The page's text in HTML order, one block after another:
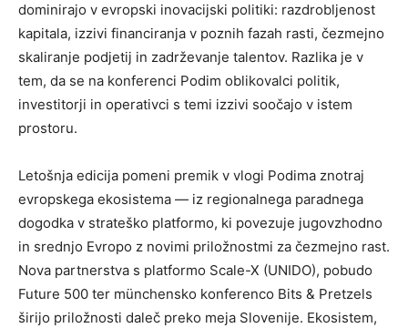
dominirajo v evropski inovacijski politiki: razdrobljenost
kapitala, izzivi financiranja v poznih fazah rasti, čezmejno
skaliranje podjetij in zadrževanje talentov. Razlika je v
tem, da se na konferenci Podim oblikovalci politik,
investitorji in operativci s temi izzivi soočajo v istem
prostoru.
Letošnja edicija pomeni premik v vlogi Podima znotraj
evropskega ekosistema — iz regionalnega paradnega
dogodka v strateško platformo, ki povezuje jugovzhodno
in srednjo Evropo z novimi priložnostmi za čezmejno rast.
Nova partnerstva s platformo Scale-X (UNIDO), pobudo
Future 500 ter münchensko konferenco Bits & Pretzels
širijo priložnosti daleč preko meja Slovenije. Ekosistem,